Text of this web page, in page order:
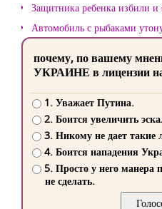
Защитника ребенка избили и
Автомобиль с рыбаками
почему, по вашему
УКРАИНЕ в лицензии на
1. Уважает Путина.
2. Боится увеличить
3. Никому не дает такие
4. Боится нападения
5. Просто у него манера
не сделать.